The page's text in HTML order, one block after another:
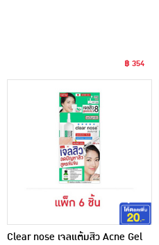
฿ 354
Clear nose เจลแต้มสิว Acne Gel